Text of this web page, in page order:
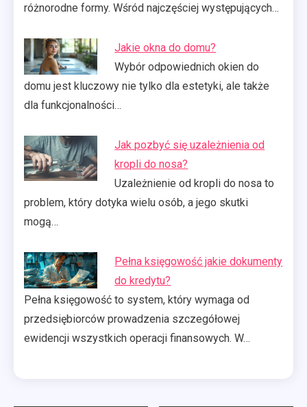
różnorodne formy. Wśród najczęściej występujących…
Jakie okna do domu?
Wybór odpowiednich okien do
domu jest kluczowy nie tylko dla estetyki, ale także
dla funkcjonalności…
Jak pozbyć się uzależnienia od
kropli do nosa?
Uzależnienie od kropli do nosa to
problem, który dotyka wielu osób, a jego skutki
mogą…
Pełna księgowość jakie dokumenty
do kredytu?
Pełna księgowość to system, który wymaga od
przedsiębiorców prowadzenia szczegółowej
ewidencji wszystkich operacji finansowych. W…